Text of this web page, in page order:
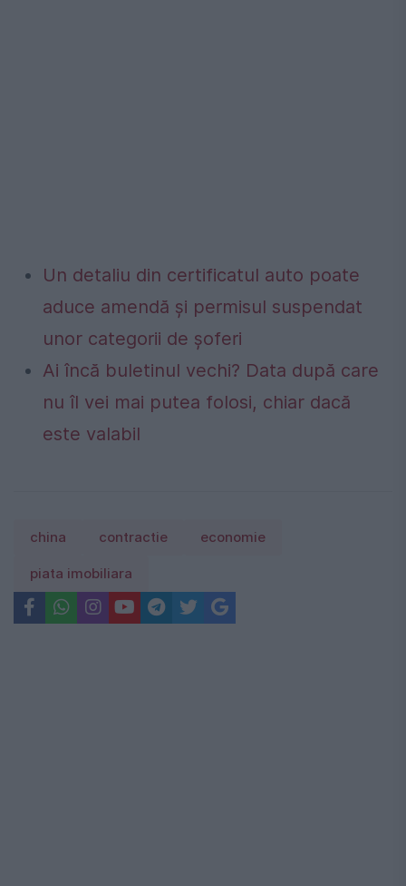
Un detaliu din certificatul auto poate
aduce amendă și permisul suspendat
unor categorii de șoferi
Ai încă buletinul vechi? Data după care
nu îl vei mai putea folosi, chiar dacă
este valabil
china contractie economie
piata imobiliara